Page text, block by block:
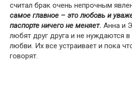
считал брак очень непрочным
самое главное – это любовь и
паспорте ничего не меняет. Анна и
любят друг друга и не нуждаются
любви. Их все устраивает и пока
говорят.